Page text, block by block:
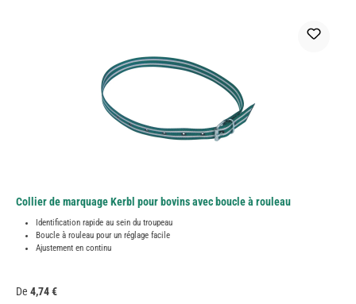
Collier de marquage Kerbl pour bovins avec boucle à rouleau
Identification rapide au sein du troupeau
Boucle à rouleau pour un réglage facile
Ajustement en continu
Prix régulier :
De 4,74 €